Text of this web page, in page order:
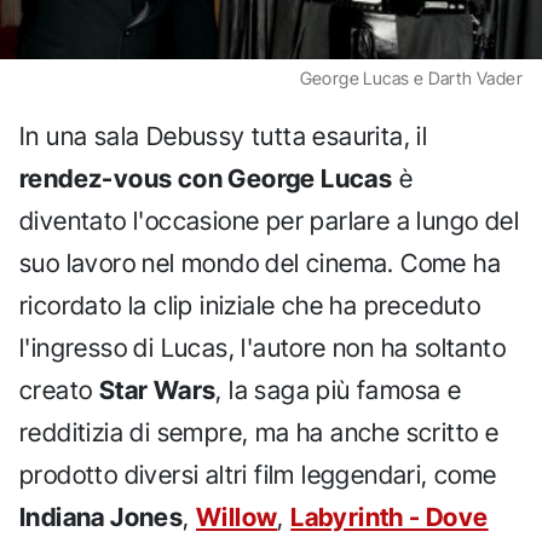
George Lucas e Darth Vader
In una sala Debussy tutta esaurita, il
rendez-vous con George Lucas è
diventato l'occasione per parlare a lungo del
suo lavoro nel mondo del cinema. Come ha
ricordato la clip iniziale che ha preceduto
l'ingresso di Lucas, l'autore non ha soltanto
creato Star Wars, la saga più famosa e
redditizia di sempre, ma ha anche scritto e
prodotto diversi altri film leggendari, come
Indiana Jones,Willow, Labyrinth - Dove